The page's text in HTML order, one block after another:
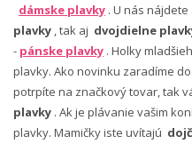
dámske plavky . U nás
plavky , tak aj dvojdielne
- pánske plavky . Holky
plavky. Ako novinku zaradíme
potrpíte na značkový tovar, tak
plavky . Ak je plávanie vašim
plavky. Mamičky iste uvítajú